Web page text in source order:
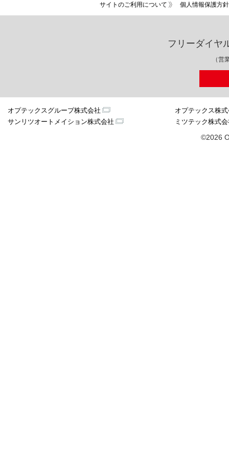
サイトのご利用について 個人情報保護方針
フリーダイヤ
（営
オプテックスグループ株式会社
オプテックス株
サンリツオートメイション株式会社
ミツテック株式
©2026